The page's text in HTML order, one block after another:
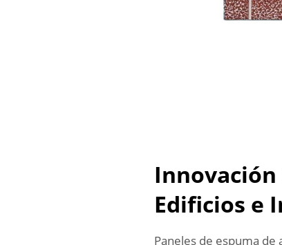
Edificios e
Paneles de espuma